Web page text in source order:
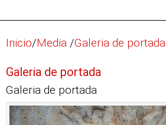
Inicio/Media /Galeria de portada
Galeria de portada
Galeria de portada